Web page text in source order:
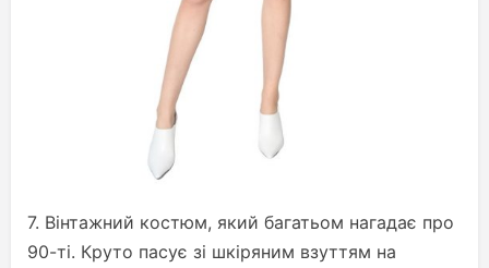
7. Вінтажний костюм, який багатьом нагадає про
90-ті. Круто пасує зі шкіряним взуттям на